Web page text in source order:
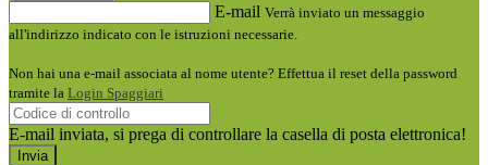
E-mail Verrà inviato un messaggio
all'indirizzo indicato con le istruzioni necessarie.
Non hai una e-mail associata al nome utente? Effettua il reset della password
tramite la Login Spaggiari
E-mail inviata, si prega di controllare la casella di posta elettronica!